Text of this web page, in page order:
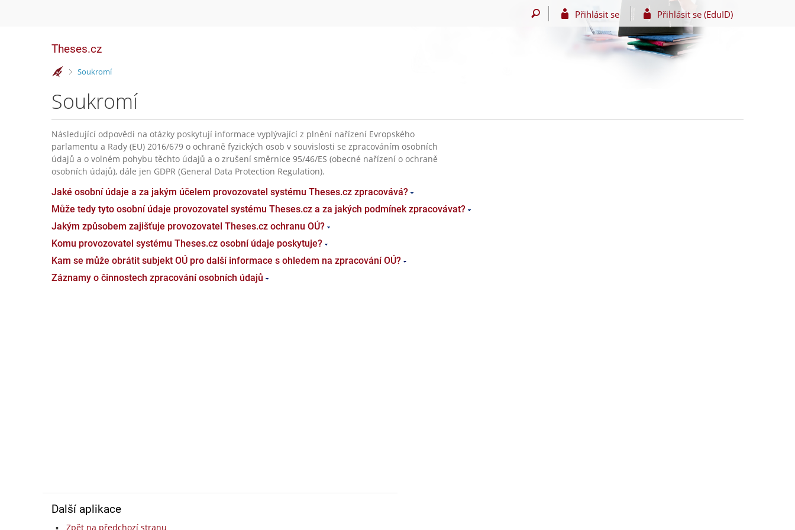
Přihlásit se Přihlásit se (EduID)
Theses.cz
>
Soukromí
Soukromí
Následující odpovědi na otázky poskytují informace vyplývající z plnění nařízení Evropského
parlamentu a Rady (EU) 2016/679 o ochraně fyzických osob v souvislosti se zpracováním osobních
údajů a o volném pohybu těchto údajů a o zrušení směrnice 95/46/ES (obecné nařízení o ochraně
osobních údajů), dále jen GDPR (General Data Protection Regulation).
Jaké osobní údaje a za jakým účelem provozovatel systému Theses.cz zpracovává?
Může tedy tyto osobní údaje provozovatel systému Theses.cz a za jakých podmínek zpracovávat?
Jakým způsobem zajišťuje provozovatel Theses.cz ochranu OÚ?
Komu provozovatel systému Theses.cz osobní údaje poskytuje?
Kam se může obrátit subjekt OÚ pro další informace s ohledem na zpracování OÚ?
Záznamy o činnostech zpracování osobních údajů
Další aplikace
Zpět na předchozí stranu